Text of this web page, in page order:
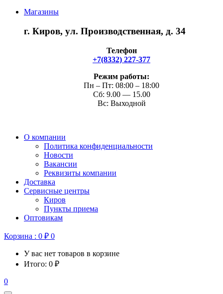
Магазины
г. Киров, ул. Производственная, д. 34
Телефон
+7(8332) 227-377
Режим работы:
Пн – Пт: 08:00 – 18:00
Сб: 9.00 — 15.00
Вс: Выходной
О компании
Политика конфиденциальности
Новости
Вакансии
Реквизиты компании
Доставка
Сервисные центры
Киров
Пункты приема
Оптовикам
Корзина : 0 ₽ 0
У вас нет товаров в корзине
Итого: 0 ₽
0